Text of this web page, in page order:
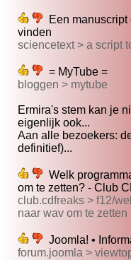
Een manuscript
vinden
sciencetext > a script
= MyTube =
bloggen > mytube
Ermira's stem kan je
eigenlijk ook...
Aan alle bezoekers:
definitief)...
Welk
om te zetten? - Club
club.cdfreaks > f12/
naar wav om te zetten
Joomla! •
forum.joomla >